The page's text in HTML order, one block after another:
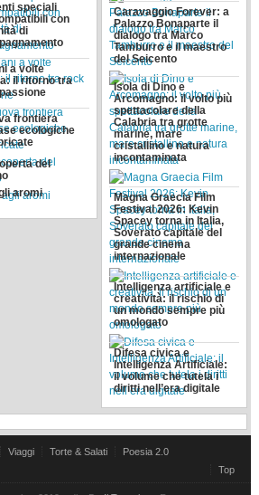
speciali
con
di
a volte
il ritorno tra
frontiera
ecologiche
del
aromi
Caravaggio Forever: a
Palazzo Bonaparte il
dialogo tra Marco
Tamburro e il maestro
del Seicento
Isola di Dino e
Arcomagno: il volto più
spettacolare della
Calabria tra grotte
marine, mare
cristallino e natura
incontaminata
Magna Graecia Film
Festival 2026: Kevin
Spacey torna in Italia,
Soverato capitale del
grande cinema
internazionale
Intelligenza artificiale e
creatività: il rischio di
un mondo sempre più
omologato
Difesa civica e
Intelligenza Artificiale:
il volume che tutela i
diritti nell’era digitale
Viaggi Torte & Salati
Poesia 2.0
Top